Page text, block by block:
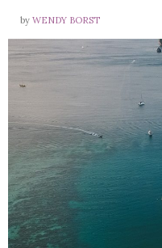
by WENDY BORST